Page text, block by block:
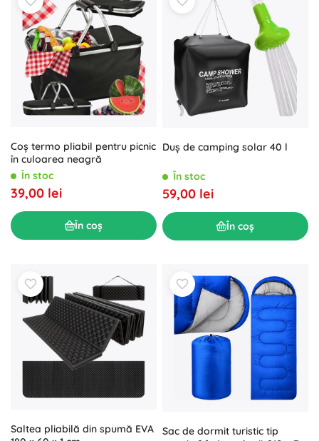
Coș termo pliabil pentru picnic
în culoarea neagră
În stoc
39,00 lei
În coș
Duș de camping solar 40 l
În stoc
59,00 lei
În coș
Saltea pliabilă din spumă EVA
Sac de dormit turistic tip